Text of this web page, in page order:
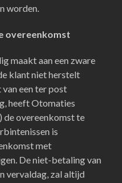
worden.
overeenkomst
maakt aan een zware
klant niet herstelt
van een ter post
heeft Otomaties
de overeenkomst te
is
met
De niet-betaling van
vervaldag, zal altijd